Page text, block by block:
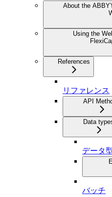
About the
Using the
References
リファレンス
API
Data
データ
バッチ